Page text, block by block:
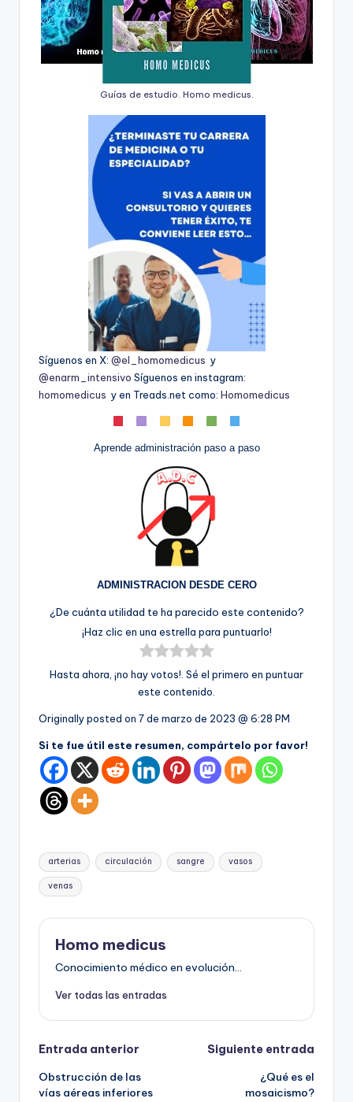
Guías de estudio. Homo medicus.
Síguenos en X: @el_homomedicus y
@enarm_intensivo Síguenos en instagram:
homomedicus y en Treads.net como: Homomedicus
Aprende administración paso a paso
ADMINISTRACION DESDE CERO
¿De cuánta utilidad te ha parecido este contenido?
¡Haz clic en una estrella para puntuarlo!
Hasta ahora, ¡no hay votos!. Sé el primero en puntuar
este contenido.
Originally posted on 7 de marzo de 2023 @ 6:28 PM
Si te fue útil este resumen, compártelo por favor!
Etiquetas:
arterias circulación sangre vasos
venas
Homo medicus
Conocimiento médico en evolución...
Ver todas las entradas
Navegación
de
Entrada anterior
Obstrucción de las
vías aéreas inferiores
Siguiente entrada
¿Qué es el
mosaicismo?